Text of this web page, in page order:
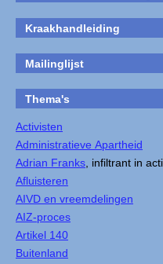
Kraakhandleiding
Mailinglijst
Thema's
Activisten
Administratieve Apartheid
Adrian Franks , infiltrant in
Afluisteren
AIVD en vreemdelingen
AIZ-proces
Artikel 140
Buitenland